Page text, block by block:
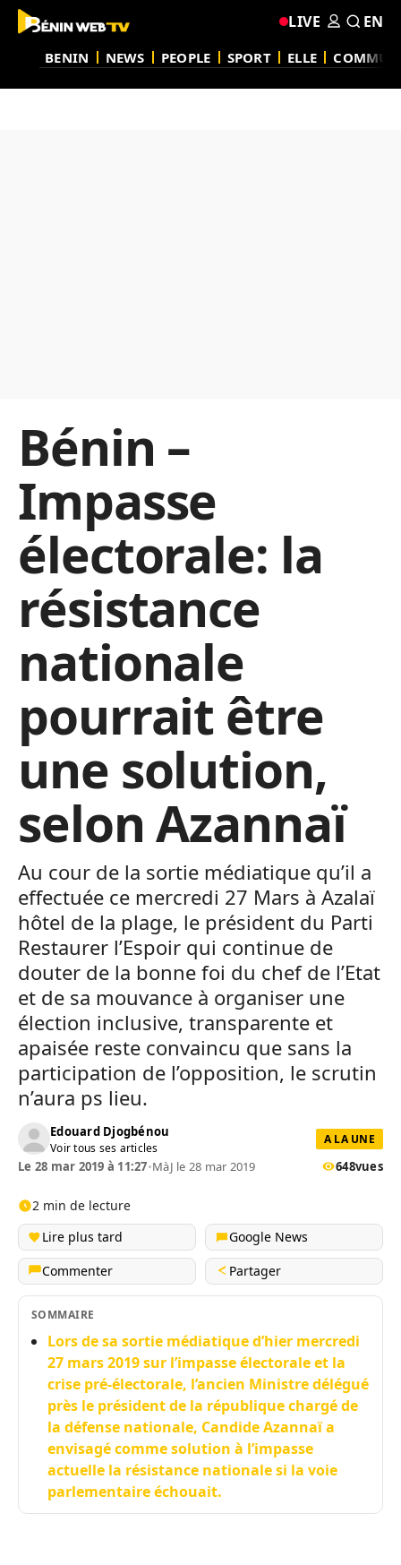
BENIN NEWS PEOPLE SPORT ELLE
LIVE EN
Bénin –
Impasse
électorale: la
résistance
nationale
pourrait être
une solution,
selon Azannaï
Au cour de la sortie médiatique qu’il a
effectuée ce mercredi 27 Mars à Azalaï
hôtel de la plage, le président du Parti
Restaurer l’Espoir qui continue de
douter de la bonne foi du chef de l’Etat
et de sa mouvance à organiser une
élection inclusive, transparente et
apaisée reste convaincu que sans la
participation de l’opposition, le scrutin
n’aura ps lieu.
Edouard Djogbénou
Voir tous ses articles
A LA UNE
Le 28 mar 2019 à 11:27•MàJ le 28 mar 2019 648vues
2 min de lecture
Lire plus tard
Google News
Commenter
Partager
SOMMAIRE
Lors de sa sortie médiatique d’hier mercredi
27 mars 2019 sur l’impasse électorale et la
crise pré-électorale, l’ancien Ministre délégué
près le président de la république chargé de
la défense nationale, Candide Azannaï a
envisagé comme solution à l’impasse
actuelle la résistance nationale si la voie
parlementaire échouait.